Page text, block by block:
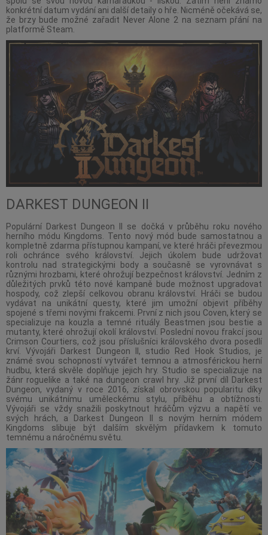
konkrétní datum vydání ani další detaily o hře. Nicméně očekává se,
že brzy bude možné zařadit Never Alone 2 na seznam přání na
platformě Steam.
DARKEST DUNGEON II
Populární Darkest Dungeon II se dočká v průběhu roku nového
herního módu Kingdoms. Tento nový mód bude samostatnou a
kompletně zdarma přístupnou kampaní, ve které hráči převezmou
roli ochránce svého království. Jejich úkolem bude udržovat
kontrolu nad strategickými body a současně se vyrovnávat s
různými hrozbami, které ohrožují bezpečnost království. Jedním z
důležitých prvků této nové kampaně bude možnost upgradovat
hospody, což zlepší celkovou obranu království. Hráči se budou
vydávat na unikátní questy, které jim umožní objevit příběhy
spojené s třemi novými frakcemi. První z nich jsou Coven, který se
specializuje na kouzla a temné rituály. Beastmen jsou bestie a
mutanty, které ohrožují okolí království. Poslední novou frakcí jsou
Crimson Courtiers, což jsou příslušníci královského dvora posedlí
krví. Vývojáři Darkest Dungeon II, studio Red Hook Studios, je
známé svou schopností vytvářet temnou a atmosférickou herní
hudbu, která skvěle doplňuje jejich hry. Studio se specializuje na
žánr roguelike a také na dungeon crawl hry. Již první díl Darkest
Dungeon, vydaný v roce 2016, získal obrovskou popularitu díky
svému unikátnímu uměleckému stylu, příběhu a obtížnosti.
Vývojáři se vždy snažili poskytnout hráčům výzvu a napětí ve
svých hrách, a Darkest Dungeon II s novým herním módem
Kingdoms slibuje být dalším skvělým přídavkem k tomuto
temnému a náročnému světu.